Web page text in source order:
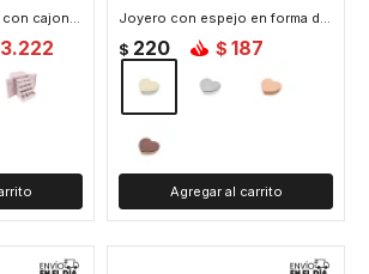
Joyero organizador con cajones y puertitas - 21x17x24cm - Blanco
3.222
Joyero con espejo en forma de corazon - 10x9x3cm - Beige
$ 220 $ 187